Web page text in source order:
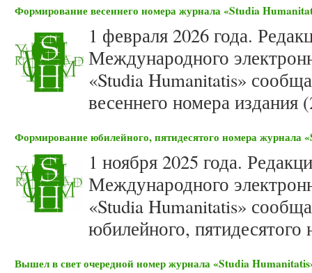
Формирование весеннего номера журнала «Studia
1 февраля 2026 года.
Международного
«Studia Humanitatis»
весеннего номера
Формирование юбилейного, пятидесятого номера журнала
1 ноября 2025 года.
Международного
«Studia Humanitatis»
юбилейного,
Вышел в свет очередной номер журнала «Studia